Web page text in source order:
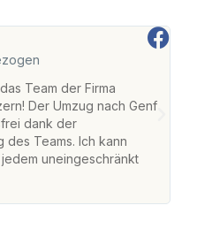
Team der Firma
Der Umzug nach Genf
dank der
Teams. Ich kann
uneingeschränkt